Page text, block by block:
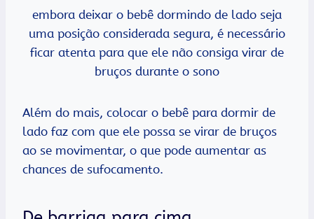
embora deixar o bebê dormindo de lado seja
uma posição considerada segura, é necessário
ficar atenta para que ele não consiga virar de
bruços durante o sono
Além do mais, colocar o bebê para dormir de
lado faz com que ele possa se virar de bruços
ao se movimentar, o que pode aumentar as
chances de sufocamento.